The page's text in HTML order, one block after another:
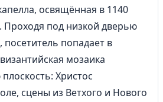
освящённая в 1140
Проходя под низкой дверью
посетитель попадает в
мозаика
Христос
сцены из Ветхого и Нового